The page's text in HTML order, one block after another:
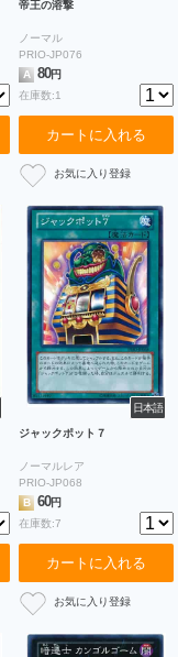
帝王の溶撃
ノーマル
PRIO-JP076
A 80円
在庫数:1
カートに入れる
日本語
ジャックポット７
ノーマルレア
PRIO-JP068
B 60円
在庫数:7
カートに入れる